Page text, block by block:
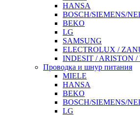
HANSA
BOSCH/SIEMENS/
BEKO
LG
SAMSUNG
ELECTROLUX /
INDESIT / ARISTON
Проводка и шнур питания
MIELE
HANSA
BEKO
BOSCH/SIEMENS/
LG